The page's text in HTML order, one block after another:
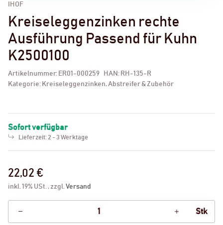
IHOF
Kreiseleggenzinken rechte
Ausführung Passend für Kuhn
K2500100
Artikelnummer: ER01-000259 HAN: RH-135-R
Kategorie: Kreiseleggenzinken, Abstreifer & Zubehör
Sofort verfügbar
Lieferzeit: 2 - 3 Werktage
22,02 €
inkl. 19% USt. , zzgl.Versand
Stk